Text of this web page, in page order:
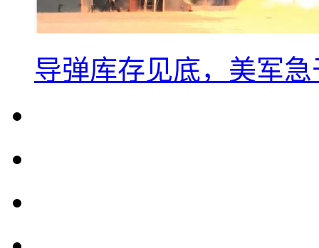
导弹库存见底，美军